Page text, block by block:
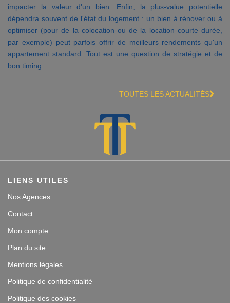
impacter la valeur d'un bien. Enfin, la plus-value potentielle
dépendra souvent de l'état du logement : un bien à rénover ou à
optimiser (pour de la colocation ou de la location courte durée,
par exemple) peut parfois offrir de meilleurs rendements qu'un
appartement standard. Tout est une question de stratégie et de
bon timing.
TOUTES LES ACTUALITÉS
LIENS UTILES
Nos Agences
Contact
Mon compte
Plan du site
Mentions légales
Politique de confidentialité
Politique des cookies